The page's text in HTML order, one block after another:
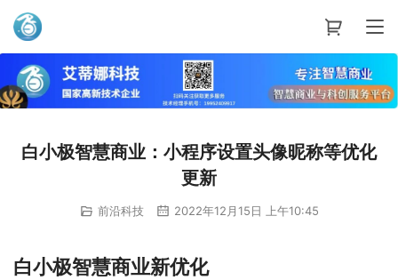
艾蒂娜科技
白小极智慧商业：小程序设置头像昵称等优化
更新
前沿科技 2022年12月15日 上午10:45
白小极智慧商业新优化